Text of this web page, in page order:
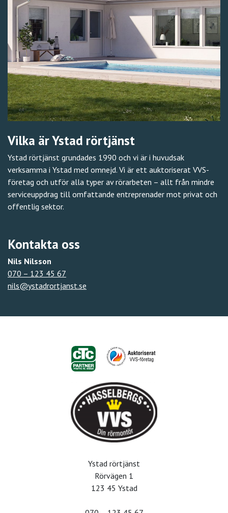
Vilka är Ystad rörtjänst
Ystad rörtjänst grundades 1990 och vi är i huvudsak
verksamma i Ystad med omnejd. Vi är ett auktoriserat VVS-
företag och utför alla typer av rörarbeten – allt från mindre
serviceuppdrag till omfattande entreprenader mot privat och
offentlig sektor.
Kontakta oss
Nils Nilsson
070 – 123 45 67
nils@ystadrortjanst.se
Ystad rörtjänst
Rörvägen 1
123 45 Ystad